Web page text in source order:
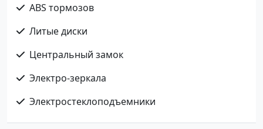
ABS тормозов
Литые диски
Центральный замок
Электро-зеркала
Электростеклоподъемники